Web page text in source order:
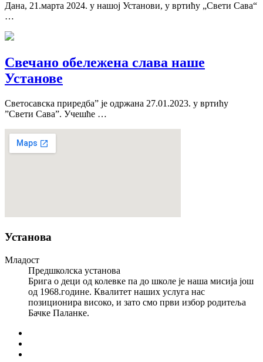
Дана, 21.марта 2024. у нашој Установи, у вртићу „Свети Сава“
…
Свечано обележена слава наше
Установе
Светосавска приредба” је одржана 27.01.2023. у вртићу
”Свети Сава”. Учешће …
Установа
Младост
Предшколска установа
Брига о деци од колевке па до школе је наша мисија још
од 1968.године. Квалитет наших услуга нас
позиционира високо, и зато смо први избор родитеља
Бачке Паланке.